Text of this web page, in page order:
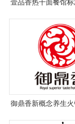
壹品香热干面餐馆标
御鼎香新概念养生